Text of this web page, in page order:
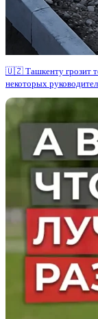
🇺🇿 Ташкенту грозит
некоторых